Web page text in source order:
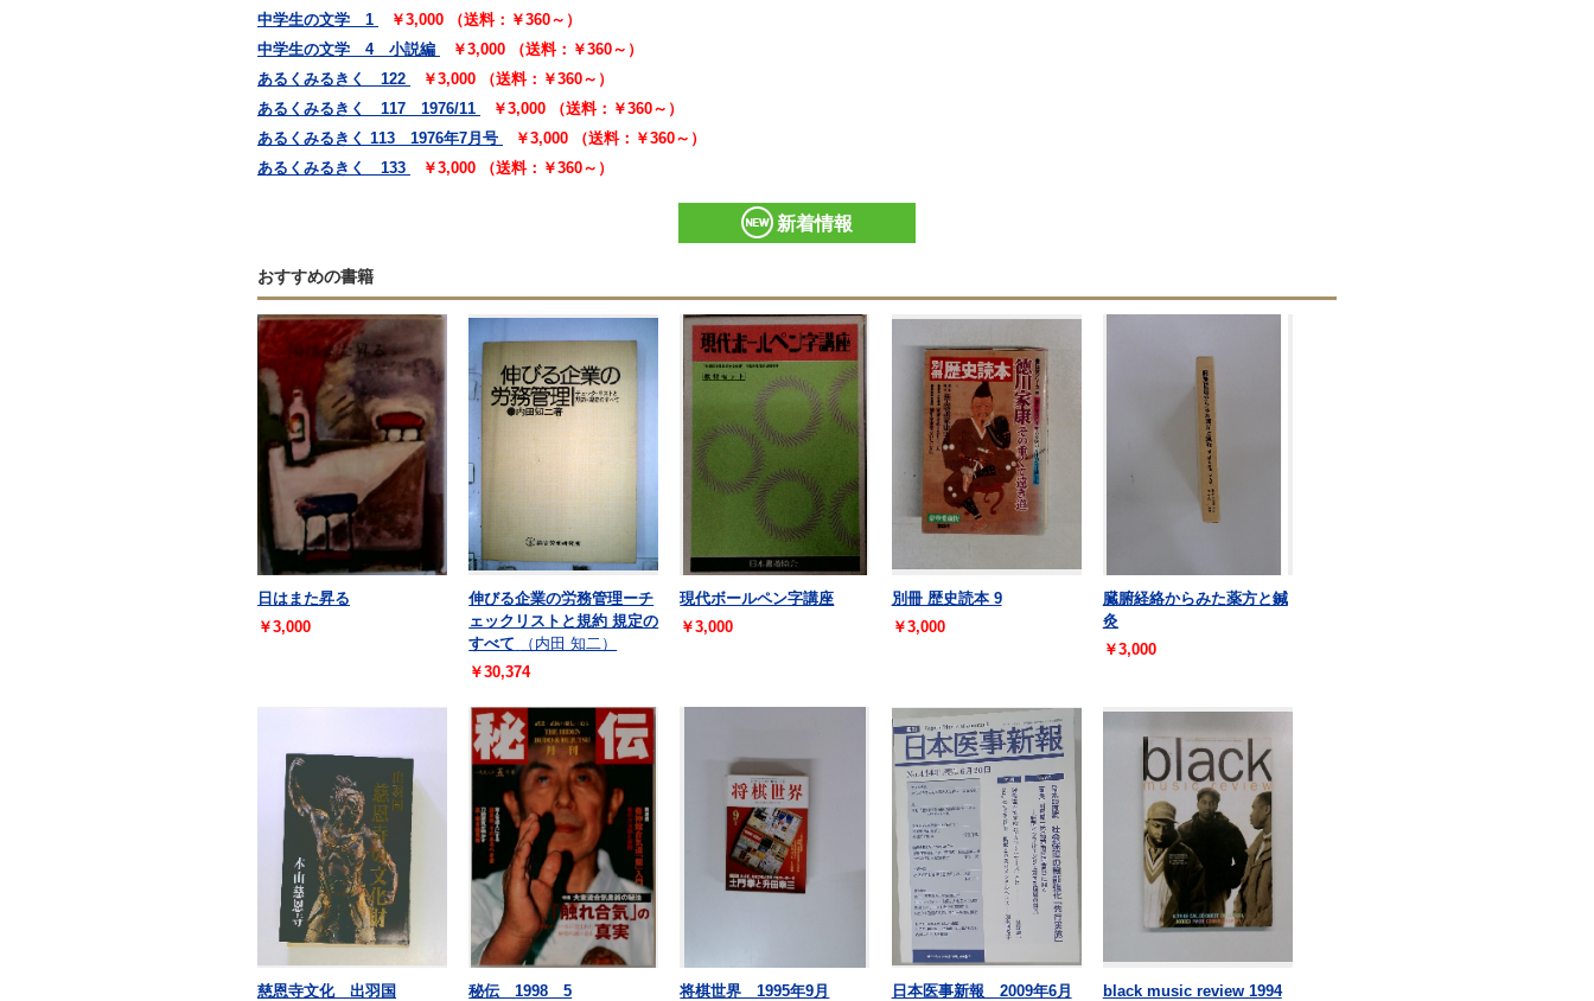
中学生の文学 1
￥3,000 （送料：￥360～）
中学生の文学 4 小説編
￥3,000 （送料：￥360～）
あるくみるきく 122
￥3,000 （送料：￥360～）
あるくみるきく 117 1976/11
￥3,000 （送料：￥360～）
あるくみるきく 113 1976年7月号
￥3,000 （送料：￥360～）
あるくみるきく 133
￥3,000 （送料：￥360～）
新着情報
おすすめの書籍
日はまた昇る
￥3,000
伸びる企業の労務管理ーチ
ェックリストと規約 規定の
すべて
（内田 知二）
￥30,374
現代ボールペン字講座
￥3,000
別冊 歴史読本 9
￥3,000
臓腑経絡からみた薬方と鍼
灸
￥3,000
慈恩寺文化 出羽国 秘伝 1998 5 将棋世界 1995年9月 日本医事新報 2009年6月 black music review 1994